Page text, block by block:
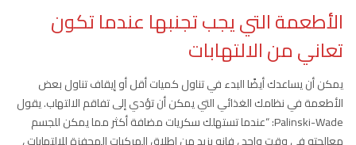
الأطعمة التي يجب تجنبها عندما تكون
تعاني من الالتهابات
يمكن أن يساعدك أيضًا البدء في تناول كميات أقل أو إيقاف تناول بعض
الأطعمة في نظامك الغذائي التي يمكن أن تؤدي إلى تفاقم الالتهاب. يقول
Palinski-Wade: “عندما تستهلك سكريات مضافة أكثر مما يمكن للجسم